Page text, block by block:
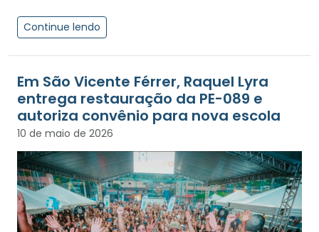
Continue lendo
Em São Vicente Férrer, Raquel Lyra
entrega restauração da PE-089 e
autoriza convênio para nova escola
10 de maio de 2026